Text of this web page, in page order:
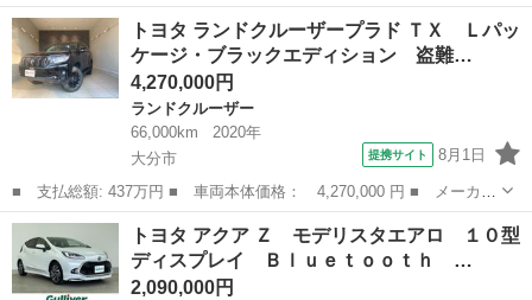
名： トヨタ ■ 車種名： ヴォクシー ■ グレード名： Ｚ 煌
両側パワースライドドア ＨＤＤナビ ＤＶＤ再生 ３列シート ダ
ブルエアコン Ａ...
大分 大分市 ヴォクシー
トヨタ ランドクルーザープラド ＴＸ Ｌパッ
ケージ・ブラックエディション 盗難…
4,270,000円
ランドクルーザー
66,000km
2020年
大分市
提携サイト 8月1日
■ 支払総額: 437万円 ■ 車両本体価格： 4,270,000 円 ■ メーカー
名： トヨタ ■ 車種名： ランドクルーザープラド ■ グレード
名： ＴＸ Ｌパッケージ・ブラックエディション 盗難防止、衝突
安全、スマー...
大分 大分市 ランドクルーザー
トヨタ アクア Ｚ モデリスタエアロ １０型
ディスプレイ Ｂｌｕｅｔｏｏｔｈ …
2,090,000円